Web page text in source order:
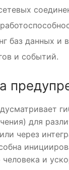
баз данных и
и событий.
для
через
и